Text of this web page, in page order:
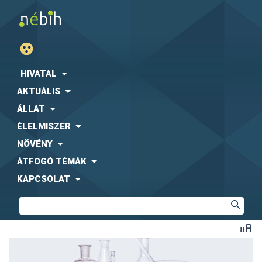
HIVATAL
AKTUÁLIS
ÁLLAT
ÉLELMISZER
NÖVÉNY
ÁTFOGÓ TÉMÁK
KAPCSOLAT